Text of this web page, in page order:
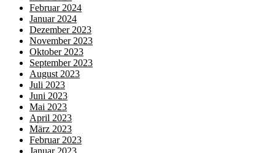
Februar 2024
Januar 2024
Dezember 2023
November 2023
Oktober 2023
September 2023
August 2023
Juli 2023
Juni 2023
Mai 2023
April 2023
März 2023
Februar 2023
Januar 2023